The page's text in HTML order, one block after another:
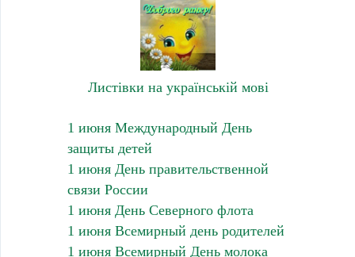
Листівки на українській мові
1 июня Международный День
защиты детей
1 июня День правительственной
связи России
1 июня День Северного флота
1 июня Всемирный день родителей
1 июня Всемирный День молока